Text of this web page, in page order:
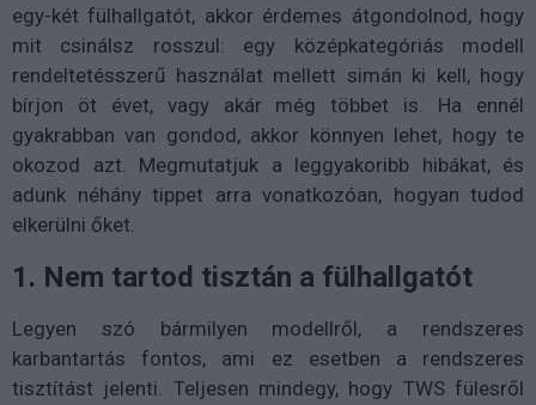
egy-két fülhallgatót, akkor érdemes átgondolnod, hogy
mit csinálsz rosszul: egy középkategóriás modell
rendeltetésszerű használat mellett simán ki kell, hogy
bírjon öt évet, vagy akár még többet is. Ha ennél
gyakrabban van gondod, akkor könnyen lehet, hogy te
okozod azt. Megmutatjuk a leggyakoribb hibákat, és
adunk néhány tippet arra vonatkozóan, hogyan tudod
elkerülni őket.
1. Nem tartod tisztán a fülhallgatót
Legyen szó bármilyen modellről, a rendszeres
karbantartás fontos, ami ez esetben a rendszeres
tisztítást jelenti. Teljesen mindegy, hogy TWS fülesről